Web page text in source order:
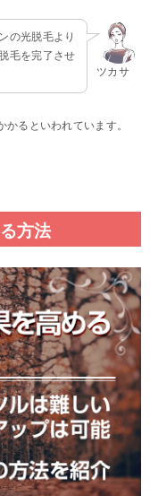
ツカサ
の光脱毛より
毛を完了させ
るといわれています。
方法